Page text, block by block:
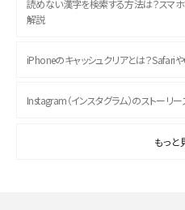
読めない漢字を検索する方法は？スマ
解説
iPhoneのキャッシュクリアとは？Safari
Instagram（インスタグラム）のストーリ
ASMRとは？初心者向けの代表ジャンル
もっと